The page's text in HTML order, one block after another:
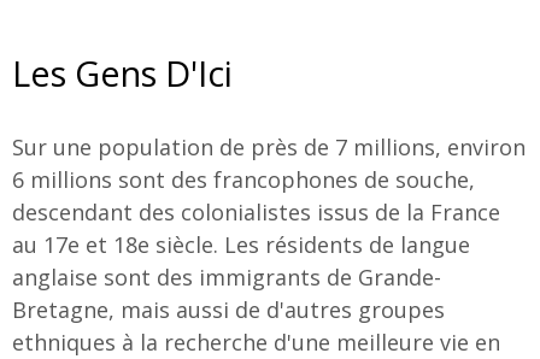
Les Gens D'Ici
Sur une population de près de 7 millions, environ
6 millions sont des francophones de souche,
descendant des colonialistes issus de la France
au 17e et 18e siècle. Les résidents de langue
anglaise sont des immigrants de Grande-
Bretagne, mais aussi de d'autres groupes
ethniques à la recherche d'une meilleure vie en